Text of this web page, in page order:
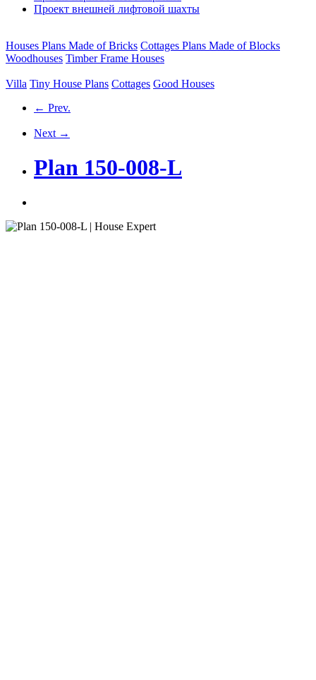
Проект внешней лифтовой шахты
Houses Plans Made of Bricks Cottages Plans Made of Blocks
Woodhouses Timber Frame Houses
Villa Tiny House Plans Cottages Good Houses
← Prev.
Next →
Plan 150-008-L